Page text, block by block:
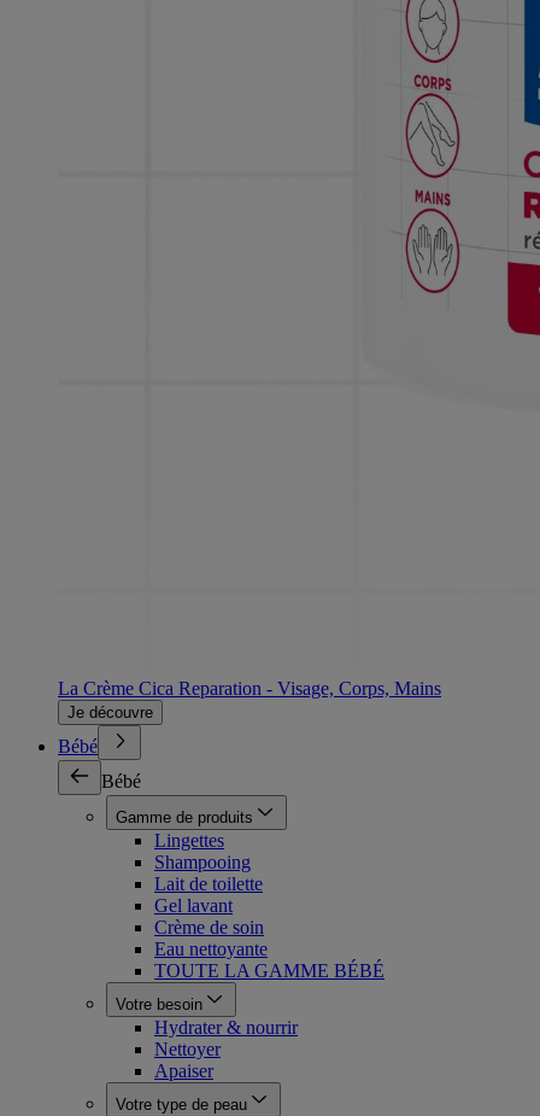
La Crème Cica Reparation - Visage, Corps, Mains
Je découvre
Bébé
Bébé
Gamme de produits
Lingettes
Shampooing
Lait de toilette
Gel lavant
Crème de soin
Eau nettoyante
TOUTE LA GAMME BÉBÉ
Votre besoin
Hydrater & nourrir
Nettoyer
Apaiser
Votre type de peau